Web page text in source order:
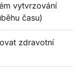
vytvrzování
času)
zdravotní